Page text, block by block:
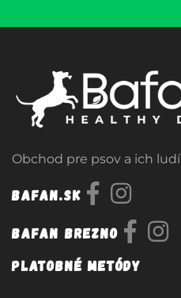
Obchod pre psov a ich ludí
Bafan.sk
Bafan Brezno
Platobné metódy